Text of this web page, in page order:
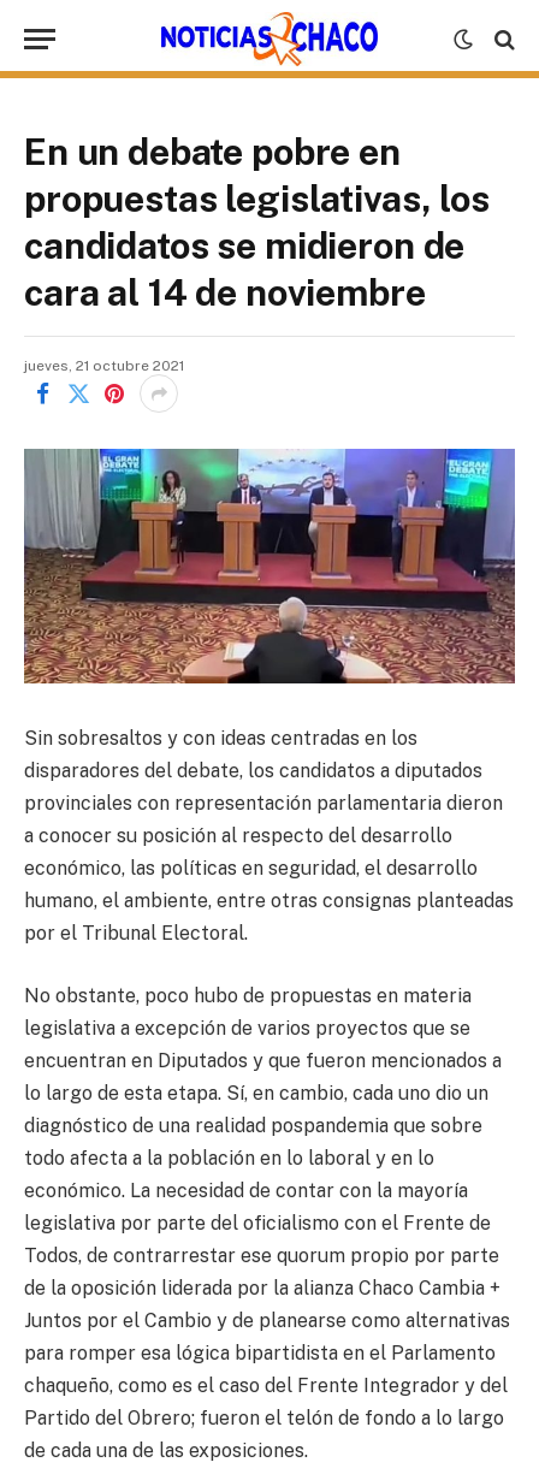
En un debate pobre en
propuestas legislativas, los
candidatos se midieron de
cara al 14 de noviembre
jueves, 21 octubre 2021
Sin sobresaltos y con ideas centradas en los
disparadores del debate, los candidatos a diputados
provinciales con representación parlamentaria dieron
a conocer su posición al respecto del desarrollo
económico, las políticas en seguridad, el desarrollo
humano, el ambiente, entre otras consignas planteadas
por el Tribunal Electoral.
No obstante, poco hubo de propuestas en materia
legislativa a excepción de varios proyectos que se
encuentran en Diputados y que fueron mencionados a
lo largo de esta etapa. Sí, en cambio, cada uno dio un
diagnóstico de una realidad pospandemia que sobre
todo afecta a la población en lo laboral y en lo
económico. La necesidad de contar con la mayoría
legislativa por parte del oficialismo con el Frente de
Todos, de contrarrestar ese quorum propio por parte
de la oposición liderada por la alianza Chaco Cambia +
Juntos por el Cambio y de planearse como alternativas
para romper esa lógica bipartidista en el Parlamento
chaqueño, como es el caso del Frente Integrador y del
Partido del Obrero; fueron el telón de fondo a lo largo
de cada una de las exposiciones.